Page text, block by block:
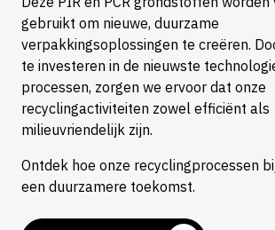
gebruikt om nieuwe, duurzame
verpakkingsoplossingen te creëren.
te investeren in de nieuwste
processen, zorgen we ervoor dat onze
recyclingactiviteiten zowel efficiënt als
milieuvriendelijk zijn.
Ontdek hoe onze recyclingprocessen
een duurzamere toekomst.